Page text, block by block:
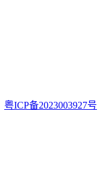
粤ICP备2023003927号